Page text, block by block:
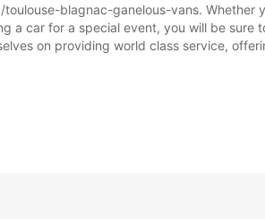
blagnac-ganelous-vans. Whether
a car for a special event, you will be sure
on providing world class service,